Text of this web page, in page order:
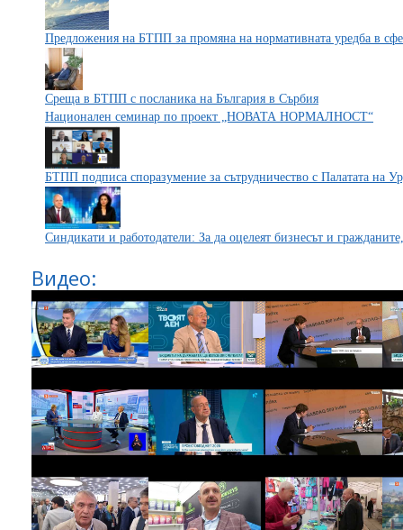
Предложения на БТПП за промяна на нормативната уредба в
Среща в БТПП с посланика на България в Сърбия
Национален семинар по проект „НОВАТА НОРМАЛНОСТ“
БТПП подписа споразумение за сътрудничество с Палатата на
Синдикати и работодатели: За да оцелеят бизнесът и
Видео: